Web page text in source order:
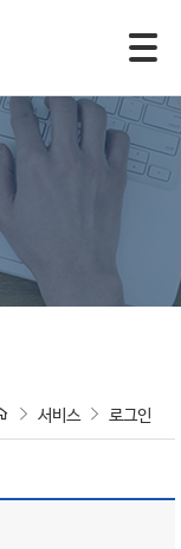
서비스 로그인